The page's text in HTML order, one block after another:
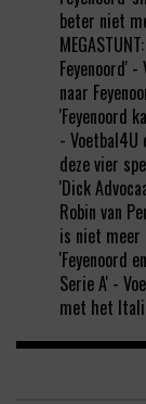
beter niet
Feyenoord' -
naar
'Feyenoord
- Voetbal4U
deze vier
'Dick
Robin van
is niet meer
'Feyenoord
Serie A' -
met het